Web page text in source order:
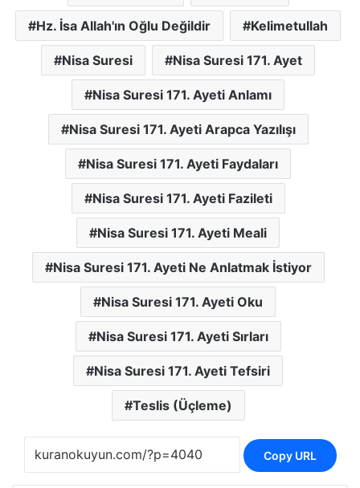
Hz. İsa Allah'ın Oğlu Değildir Kelimetullah
Nisa Suresi Nisa Suresi 171. Ayet
Nisa Suresi 171. Ayeti Anlamı
Nisa Suresi 171. Ayeti Arapca Yazılışı
Nisa Suresi 171. Ayeti Faydaları
Nisa Suresi 171. Ayeti Fazileti
Nisa Suresi 171. Ayeti Meali
Nisa Suresi 171. Ayeti Ne Anlatmak İstiyor
Nisa Suresi 171. Ayeti Oku
Nisa Suresi 171. Ayeti Sırları
Nisa Suresi 171. Ayeti Tefsiri
Teslis (Üçleme)
Copy URL